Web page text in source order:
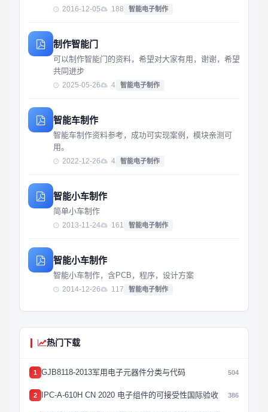
2016-12-05 188 智能电子制作
制作智能门
可以制作智能门的资料，希望对大家有用，谢谢，希望
共同进步
2025-05-26 4 智能电子制作
智能车制作
智能车制作资料参考，成功可实现案例，模块亲测可
用。
2022-12-26 4 智能电子制作
智能小车制作
简单小车制作
2013-11-24 161 智能电子制作
智能小车制作
智能小车制作，含PCB，程序，设计方案
2014-12-26 117 智能电子制作
热门下载
1 GJB8118-2013军用电子元器件分类与代码 504
2 IPC-A-610H CN 2020 电子组件的可接受性国际验收 386